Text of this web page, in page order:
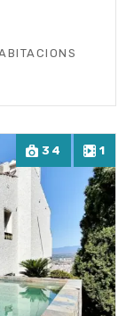
34 1